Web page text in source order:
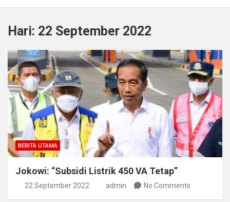
Hari: 22 September 2022
BERITA UTAMA
Jokowi: “Subsidi Listrik 450 VA Tetap”
22 September 2022 admin No Comments